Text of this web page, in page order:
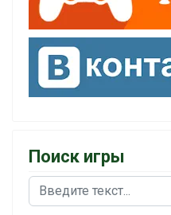
Поиск игры
Поиск